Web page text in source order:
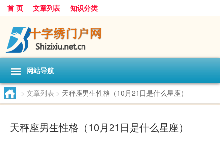
首 页 文章列表 知识分类
网站导航
> 文章列表 > 天秤座男生性格（10月21日是什么星座）
天秤座男生性格（10月21日是什么星座）